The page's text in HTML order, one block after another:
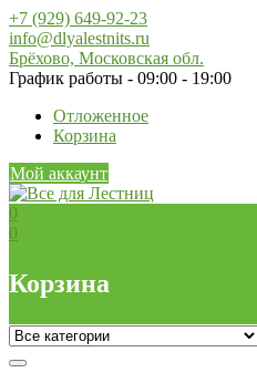
Skip
to
content
+7 (929) 649-92-23
info@dlyalestnits.ru
Брёхово, Московская обл.
График работы - 09:00 - 19:00
Отложенное
Корзина
Мой аккаунт
0
0
Корзина